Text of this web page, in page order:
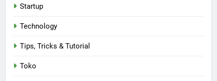
Startup
Technology
Tips, Tricks & Tutorial
Toko